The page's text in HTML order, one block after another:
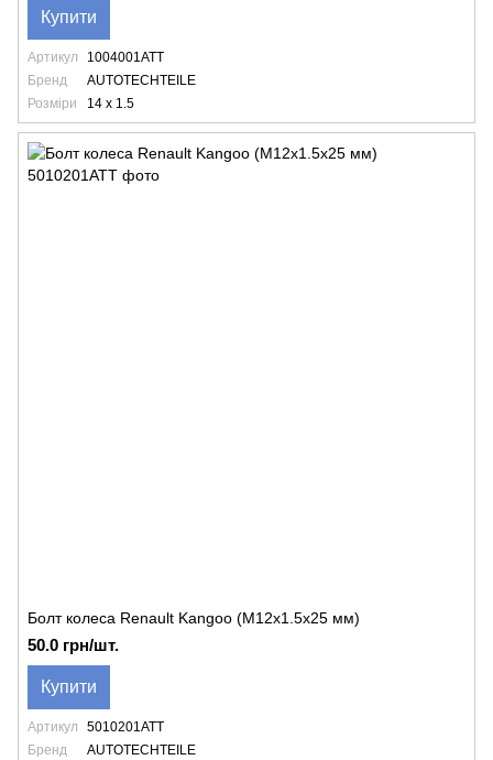
Купити
Артикул
1004001ATT
Бренд
AUTOTECHTEILE
Розміри
14 x 1.5
Болт колеса Renault Kangoo (M12x1.5x25 мм)
50.0 грн/шт.
Купити
Артикул
5010201ATT
Бренд
AUTOTECHTEILE